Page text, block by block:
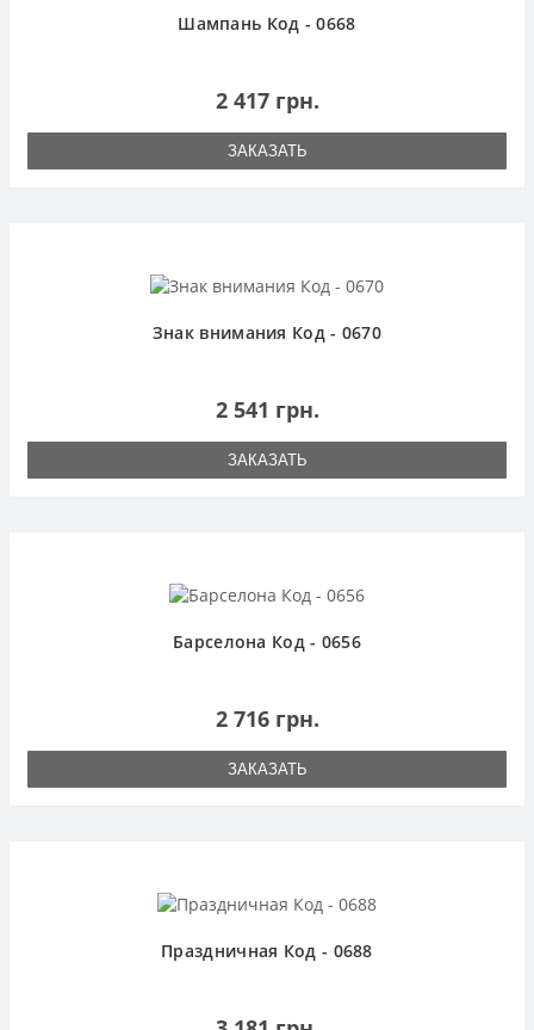
Шампань Код - 0668
2 417 грн.
ЗАКАЗАТЬ
Знак внимания Код - 0670
2 541 грн.
ЗАКАЗАТЬ
Барселона Код - 0656
2 716 грн.
ЗАКАЗАТЬ
Праздничная Код - 0688